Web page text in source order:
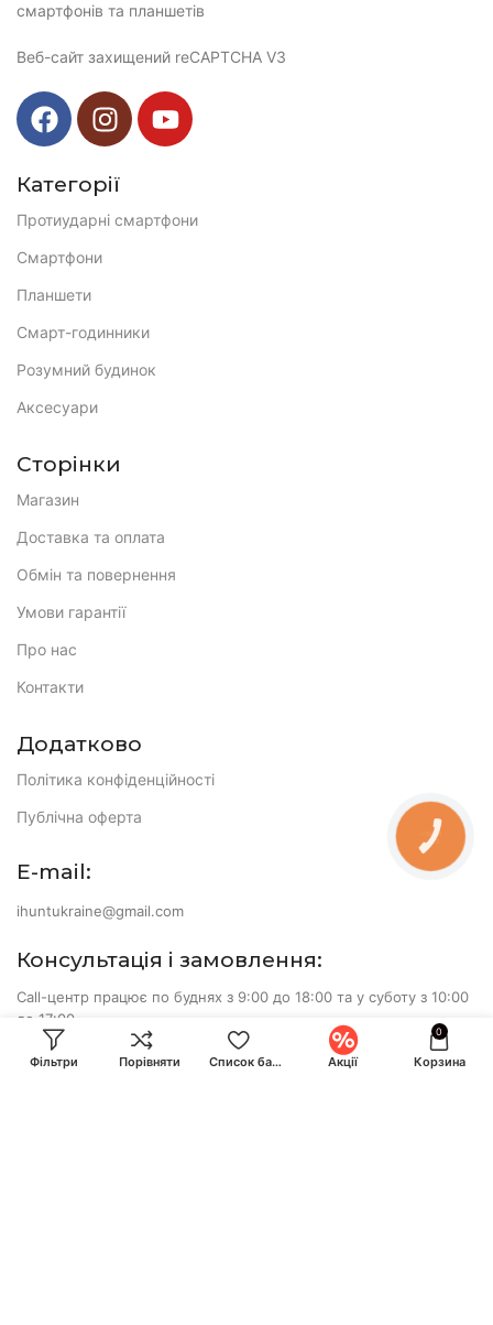
смартфонів та планшетів
Веб-сайт захищений reCAPTCHA V3
Категорії
Протиударні смартфони
Смартфони
Планшети
Смарт-годинники
Розумний будинок
Аксесуари
Сторінки
Магазин
Доставка та оплата
Обмін та повернення
Умови гарантії
Про нас
Контакти
Додатково
Політика конфіденційності
Публічна оферта
E-mail:
ihuntukraine@gmail.com
Консультація і замовлення:
Call-центр працює по буднях з 9:00 до 18:00 та у суботу з 10:00
до 17:00
+380 (93) 870-07-50
Фільтри Порівняти Список бажань Акції
0
Корзина
КНОПКА
ЗВ'ЯЗКУ